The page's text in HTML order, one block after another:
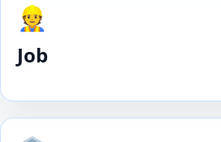
👷
Job